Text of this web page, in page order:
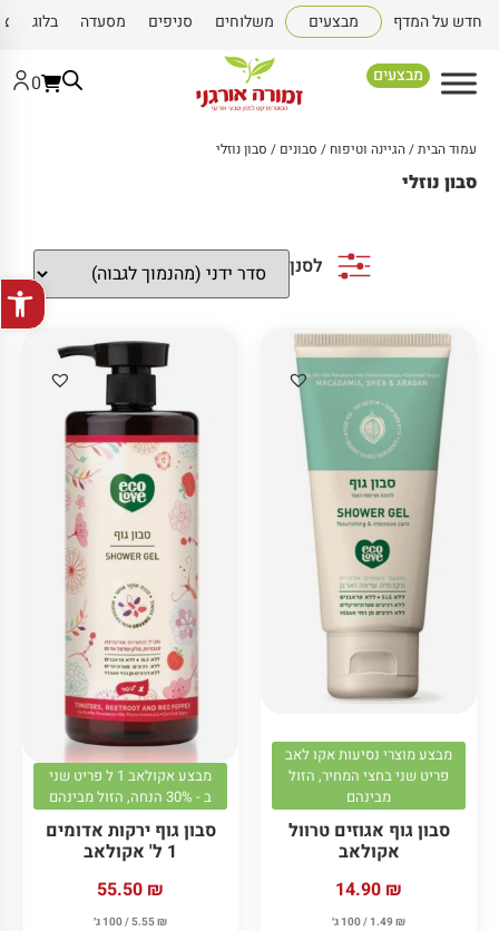
פתח
חדש על המדף מבצעים משלוחים סניפים מסעדה בלוג
מבצעים 0
עמוד הבית/הגיינה וטיפוח / סבונים / סבון נוזלי
סבון נוזלי
לסנן
מבצע מוצרי נסיעות אקו לאב
פריט שני בחצי המחיר, הזול
מבינהם
סבון גוף אגוזים טרוול
אקולאב
14.90 ₪
1.49 ₪ / 100 ג׳
מבצע אקולאב 1 ל פריט שני
ב - 30% הנחה, הזול מבינהם
סבון גוף ירקות אדומים
1 ל' אקולאב
55.50 ₪
5.55₪ / 100 ג׳